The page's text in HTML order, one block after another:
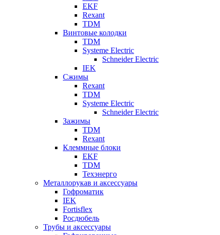
EKF
Rexant
TDM
Винтовые колодки
TDM
Systeme Electric
Schneider Electric
IEK
Сжимы
Rexant
TDM
Systeme Electric
Schneider Electric
Зажимы
TDM
Rexant
Клеммные блоки
EKF
TDM
Техэнерго
Металлорукав и аксессуары
Гофроматик
IEK
Fortisflex
Росдюбель
Трубы и аксессуары